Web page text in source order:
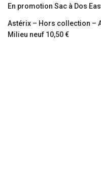
En promotion Sac à Dos
Astérix – Hors collection –
Milieu neuf 10,50 €